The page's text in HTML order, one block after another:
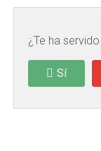
¿Te ha
Sí